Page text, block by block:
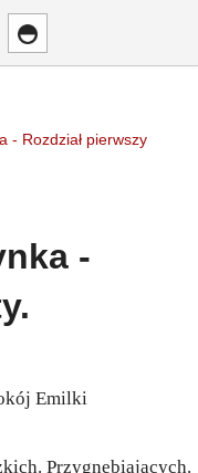
- Rozdział pierwszy
-
Emilki
Przygnębiających.